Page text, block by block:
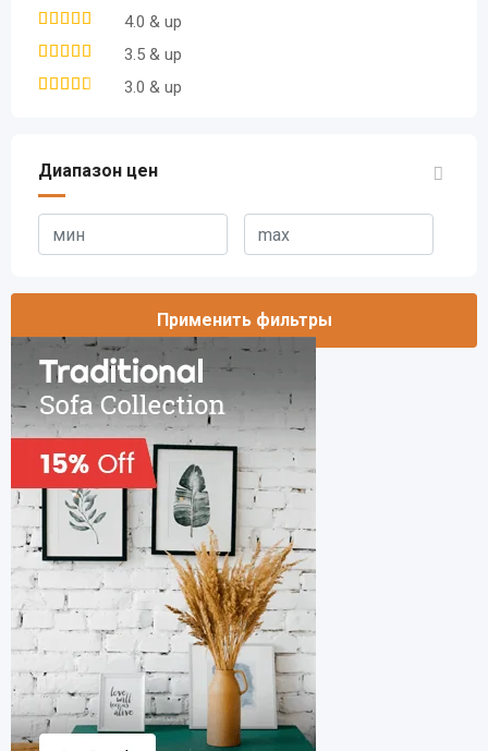
4.0 & up
3.5 & up
3.0 & up
Диапазон цен
Применить фильтры